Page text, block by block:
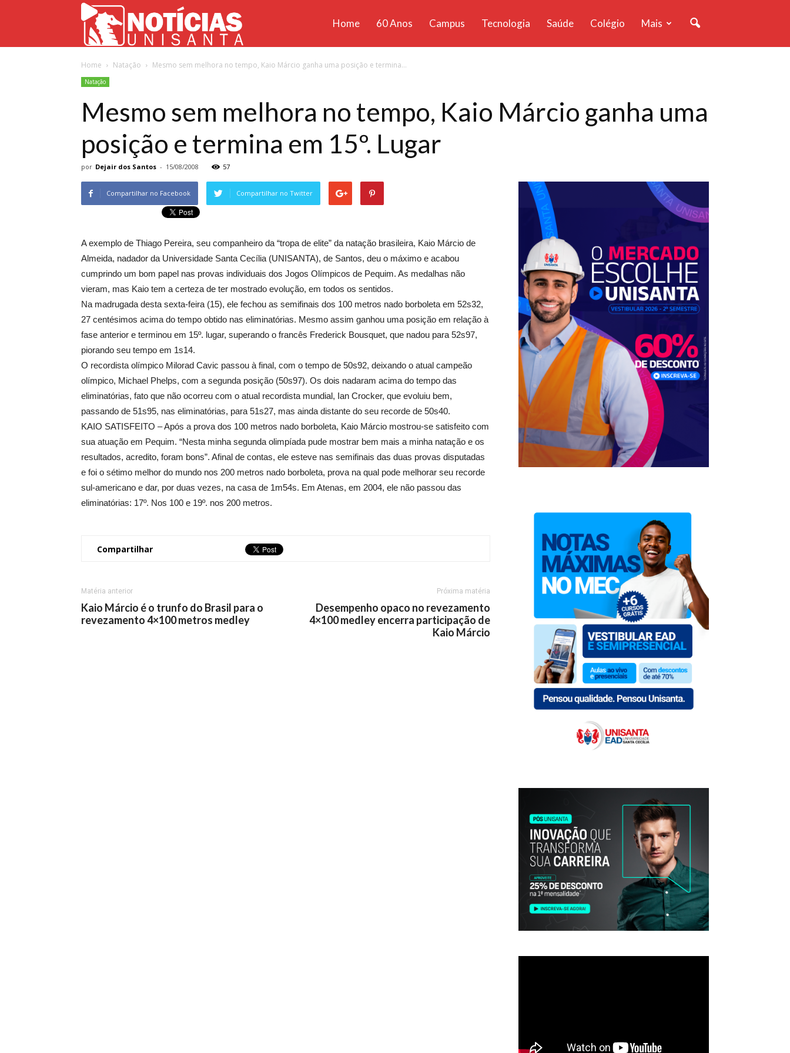
Unisanta
Home 60 Anos Campus Tecnologia Saúde Colégio Mais
Home Natação Mesmo sem melhora no tempo, Kaio Márcio ganha uma posição e termina...
Natação
Mesmo sem melhora no tempo, Kaio Márcio ganha uma
posição e termina em 15º. Lugar
por Dejair dos Santos - 15/08/2008 57
Compartilhar no Facebook Compartilhar no Twitter
A exemplo de Thiago Pereira, seu companheiro da “tropa de elite” da natação brasileira, Kaio Márcio de
Almeida, nadador da Universidade Santa Cecília (UNISANTA), de Santos, deu o máximo e acabou
cumprindo um bom papel nas provas individuais dos Jogos Olímpicos de Pequim. As medalhas não
vieram, mas Kaio tem a certeza de ter mostrado evolução, em todos os sentidos.
Na madrugada desta sexta-feira (15), ele fechou as semifinais dos 100 metros nado borboleta em 52s32,
27 centésimos acima do tempo obtido nas eliminatórias. Mesmo assim ganhou uma posição em relação à
fase anterior e terminou em 15º. lugar, superando o francês Frederick Bousquet, que nadou para 52s97,
piorando seu tempo em 1s14.
O recordista olímpico Milorad Cavic passou à final, com o tempo de 50s92, deixando o atual campeão
olímpico, Michael Phelps, com a segunda posição (50s97). Os dois nadaram acima do tempo das
eliminatórias, fato que não ocorreu com o atual recordista mundial, Ian Crocker, que evoluiu bem,
passando de 51s95, nas eliminatórias, para 51s27, mas ainda distante do seu recorde de 50s40.
KAIO SATISFEITO – Após a prova dos 100 metros nado borboleta, Kaio Márcio mostrou-se satisfeito com
sua atuação em Pequim. “Nesta minha segunda olimpíada pude mostrar bem mais a minha natação e os
resultados, acredito, foram bons”. Afinal de contas, ele esteve nas semifinais das duas provas disputadas
e foi o sétimo melhor do mundo nos 200 metros nado borboleta, prova na qual pode melhorar seu recorde
sul-americano e dar, por duas vezes, na casa de 1m54s. Em Atenas, em 2004, ele não passou das
eliminatórias: 17º. Nos 100 e 19º. nos 200 metros.
Compartilhar
Matéria anterior
Kaio Márcio é o trunfo do Brasil para o
revezamento 4×100 metros medley
Próxima matéria
Desempenho opaco no revezamento
4×100 medley encerra participação de
Kaio Márcio